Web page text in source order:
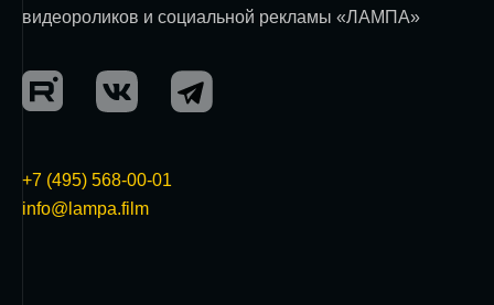
видеороликов и социальной рекламы «ЛАМПА»
+7 (495) 568-00-01
info@lampa.film